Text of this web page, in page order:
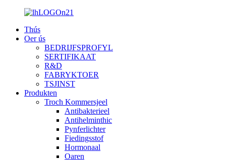
Thús
Oer ús
BEDRIJFSPROFYL
SERTIFIKAAT
R&D
FABRYKTOER
TSJINST
Produkten
Troch Kommersjeel
Antibakterieel
Antihelminthic
Pynferlichter
Fiedingsstof
Hormonaal
Oaren